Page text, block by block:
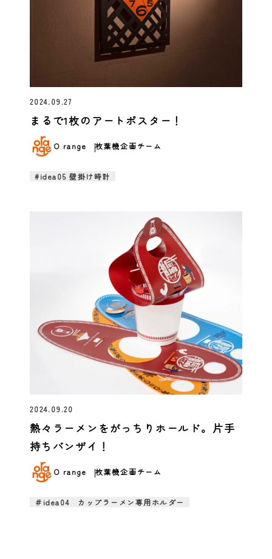
2024.09.27
まるで1枚のアートポスター！
O range 枚葉機企画チーム
#idea05 壁掛け時計
2024.09.20
熱々ラーメンをがっちりホールド。片手
持ちバンザイ！
O range 枚葉機企画チーム
＃idea04 カップラーメン専用ホルダー